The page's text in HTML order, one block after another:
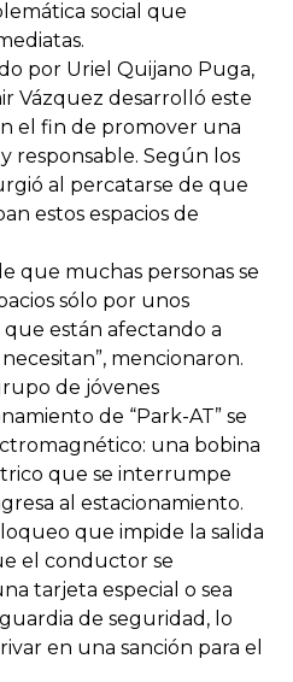
social que
por Uriel Quijano Puga,
Vázquez desarrolló este
el fin de promover una
responsable. Según los
al percatarse de que
estos espacios de
que muchas personas se
sólo por unos
que están afectando a
mencionaron.
de jóvenes
de “Park-AT” se
una bobina
que se interrumpe
al estacionamiento.
que impide la salida
el conductor se
tarjeta especial o sea
de seguridad, lo
en una sanción para el